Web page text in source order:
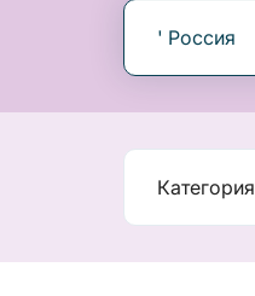
' Россия
Категория